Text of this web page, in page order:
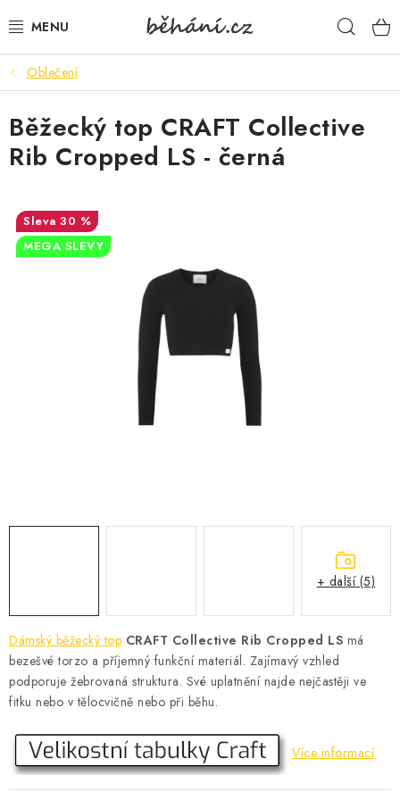
na
BOTY PÁNSKÉ
BOTY DÁMSKÉ
PÁNSKÉ OBLEČENÍ
DÁMSKÉ OBLEČENÍ
DOPLŇKY
DÁRKOVÉ POUKAZY
MEGA SLEVY
NOVINKY
NOVINKY INOV-8
Oblečení
Dámský běžecký top CRAFT Collective Rib Cropped LS má
bezešvé torzo a příjemný funkční materiál. Zajímavý vzhled
podporuje žebrovaná struktura. Své uplatnění najde nejčastěji ve
fitku nebo v tělocvičně nebo při běhu.
Více informací
Běžecký top CRAFT Collective
Rib Cropped LS - černá
30 %
MEGA SLEVY
+ další (5)